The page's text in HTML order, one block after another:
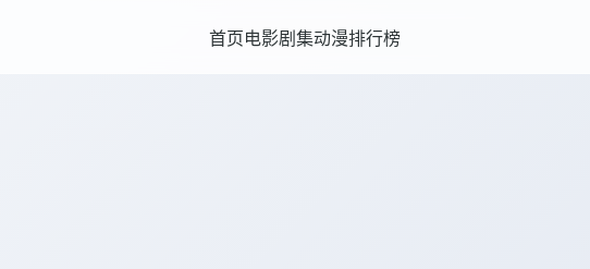
首页电影剧集动漫排行榜